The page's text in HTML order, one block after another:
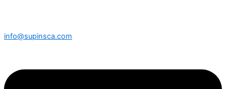
info@supinsca.com